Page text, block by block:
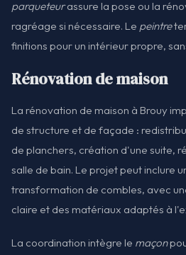
parqueteurassure la pose ou la
ragréage si nécessaire. Le peintre
finitions pour un intérieur propre,
Rénovation de maison
La rénovation de maison à Brouy
de structure et de façade :
de planchers, création d'une suite,
salle de bain. Le projet peut inclure
transformation de combles, avec
claire et des matériaux adaptés à
La coordination intègre le maçon